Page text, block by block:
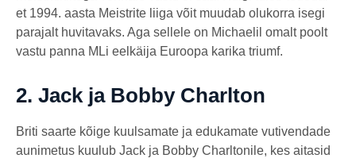
et 1994. aasta Meistrite liiga võit muudab olukorra isegi
parajalt huvitavaks. Aga sellele on Michaelil omalt poolt
vastu panna MLi eelkäija Euroopa karika triumf.
2. Jack ja Bobby Charlton
Briti saarte kõige kuulsamate ja edukamate vutivendade
aunimetus kuulub Jack ja Bobby Charltonile, kes aitasid